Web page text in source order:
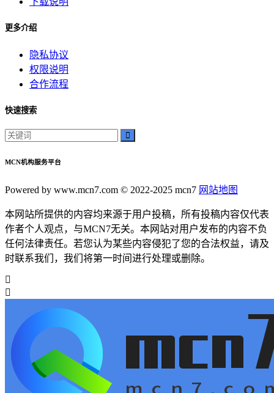
更多介绍
隐私协议
权限说明
合作流程
快速搜索
MCN机构服务平台
Powered by www.mcn7.com © 2022-2025 mcn7 网站地图
本网站所提供的内容均来源于用户投稿，所有投稿内容仅代表
作者个人观点，与MCN7无关。本网站对用户发布的内容不负
任何法律责任。若您认为某些内容侵犯了您的合法权益，请及
时联系我们，我们将第一时间进行处理或删除。